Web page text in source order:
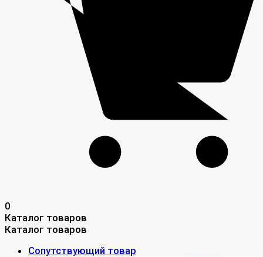
0
Каталог товаров
Каталог товаров
Сопутствующий товар